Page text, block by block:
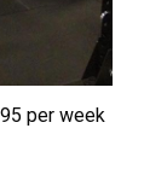
per week